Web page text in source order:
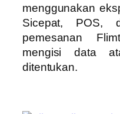
menggunakan
Sicepat, POS,
pemesanan
mengisi data
ditentukan.